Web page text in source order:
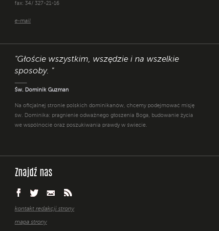
fax: 34/ 327-21-16
e-mail
"Głoście wszystkim, wszędzie i na wszelkie
sposoby. "
Św. Dominik Guzman
Na oficjalnej stronie polskich dominikanów, chcemy podejmować misję
św. Dominika: pragnienie odważnego głoszenia Boga, budowanie życia
we wspólnocie oraz poszukiwania prawdy w świecie.
Znajdź nas
kontakt redakcji strony
mapa strony